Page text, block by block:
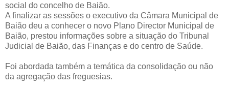
social do concelho de Baião.
A finalizar as sessões o executivo da Câmara Municipal de
Baião deu a conhecer o novo Plano Director Municipal de
Baião, prestou informações sobre a situação do Tribunal
Judicial de Baião, das Finanças e do centro de Saúde.
Foi abordada também a temática da consolidação ou não
da agregação das freguesias.